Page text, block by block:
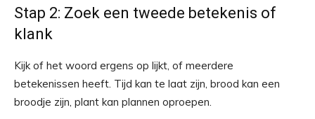
Stap 2: Zoek een tweede betekenis of
klank
Kijk of het woord ergens op lijkt, of meerdere
betekenissen heeft. Tijd kan te laat zijn, brood kan een
broodje zijn, plant kan plannen oproepen.